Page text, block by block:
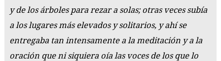
y de los árboles para rezar a solas; otras veces subía
a los lugares más elevados y solitarios, y ahí se
entregaba tan intensamente a la meditación y a la
oración que ni siquiera oía las voces de los que lo